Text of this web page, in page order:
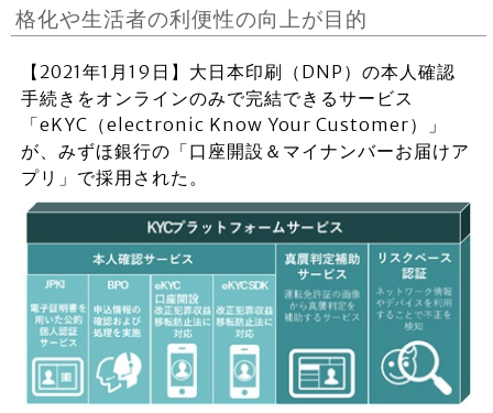
格化や生活者の利便性の向上が目的
【2021年1月19日】大日本印刷（DNP）の本人確認
手続きをオンラインのみで完結できるサービス
「eKYC（electronic Know Your Customer）」
が、みずほ銀行の「口座開設＆マイナンバーお届けア
プリ」で採用された。